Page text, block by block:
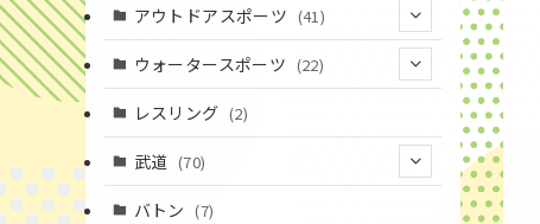
(37)
(18)
(43)
(52)
(20)
(19)
アウトドアスポーツ (41)
(4)
(8)
ウォータースポーツ (22)
(7)
(15)
(1)
レスリング (2)
武道 (70)
バトン (7)